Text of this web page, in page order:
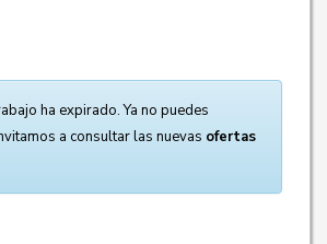
ha expirado. Ya no puedes
a consultar las nuevas ofertas